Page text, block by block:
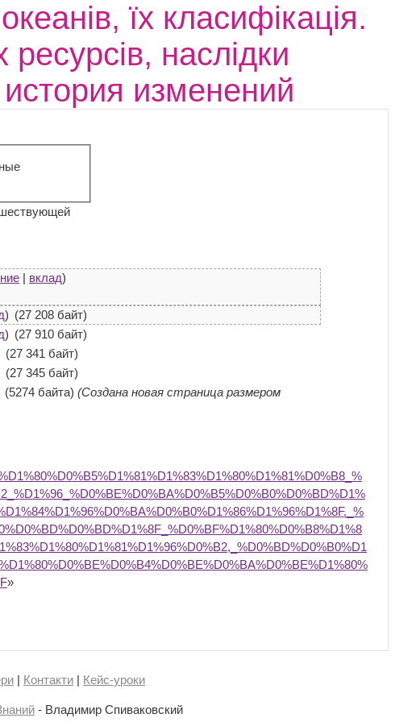
їх класифікація.
наслідки
изменений
| вклад)
) (27 208 байт)
) (27 910 байт)
(27 341 байт)
(27 345 байт)
(5274 байта) (Создана новая страница размером
»
| Контакти | Кейс-уроки
- Владимир Спиваковский